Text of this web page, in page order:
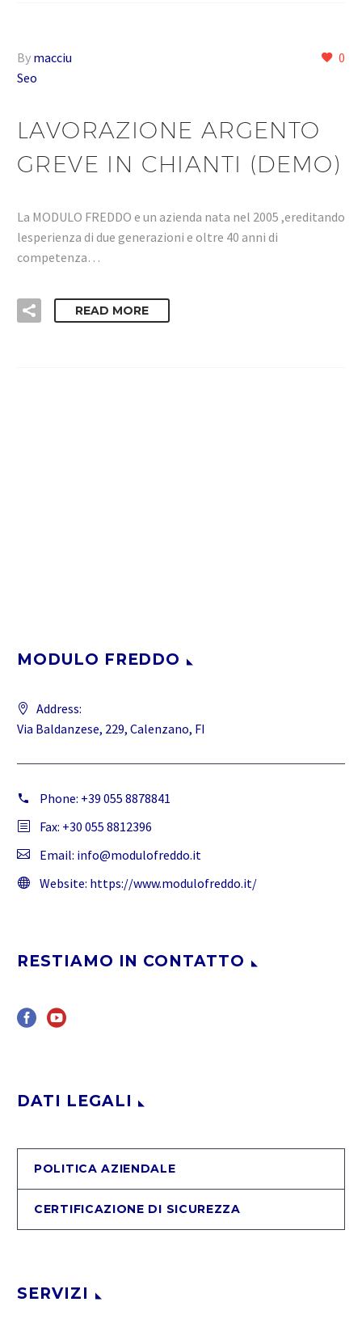
0
By macciu
Seo
LAVORAZIONE ARGENTO
GREVE IN CHIANTI (DEMO)
La MODULO FREDDO e un azienda nata nel 2005 ,ereditando
lesperienza di due generazioni e oltre 40 anni di
competenza…
READ MORE
MODULO FREDDO
Address:
Via Baldanzese, 229, Calenzano, FI
Phone: +39 055 8878841
Fax: +30 055 8812396
Email: info@modulofreddo.it
Website: https://www.modulofreddo.it/
RESTIAMO IN CONTATTO
DATI LEGALI
POLITICA AZIENDALE
CERTIFICAZIONE DI SICUREZZA
SERVIZI